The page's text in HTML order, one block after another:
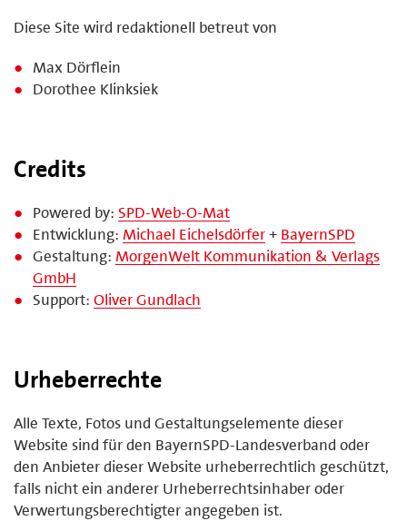
Diese Site wird redaktionell betreut von
Max Dörflein
Dorothee Klinksiek
Credits
Powered by: SPD-Web-O-Mat
Entwicklung:Michael Eichelsdörfer+ BayernSPD
Gestaltung:MorgenWelt Kommunikation & Verlags
GmbH
Support:Oliver Gundlach
Urheberrechte
Alle Texte, Fotos und Gestaltungselemente dieser
Website sind für den BayernSPD-Landesverband oder
den Anbieter dieser Website urheberrechtlich geschützt,
falls nicht ein anderer Urheberrechtsinhaber oder
Verwertungsberechtigter angegeben ist.